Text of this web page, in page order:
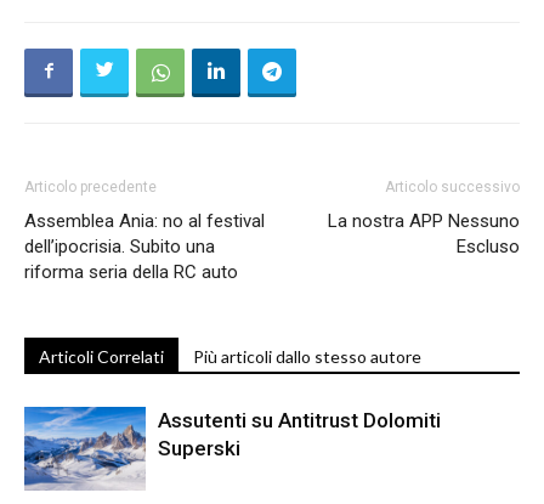
Articolo precedente
Assemblea Ania: no al festival
dell’ipocrisia. Subito una
riforma seria della RC auto
Articolo successivo
La nostra APP Nessuno
Escluso
Articoli Correlati Più articoli dallo stesso autore
Assutenti su Antitrust Dolomiti
Superski